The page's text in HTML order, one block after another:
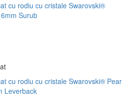
cu rodiu cu cristale Swarovski®
Surub
cu rodiu cu cristale Swarovski® Pear
Leverback